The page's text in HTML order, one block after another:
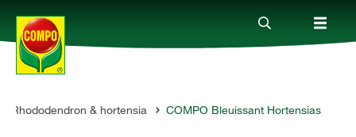
Produits
Rhododendron & hortensia COMPO Bleuissant Hortensias